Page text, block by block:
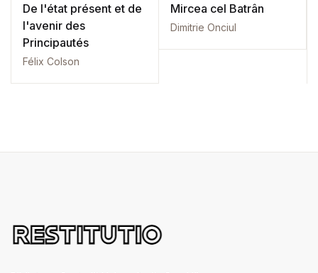
De l'état présent et de
l'avenir des
Principautés
Félix Colson
Mircea cel Batrân
Dimitrie Onciul